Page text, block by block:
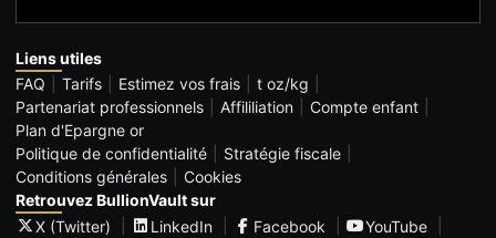
Liens utiles
FAQ
Tarifs Estimez vos frais
t oz/kg
Partenariat professionnels
Affililiation
Compte enfant
Plan d'Epargne or
Politique de confidentialité
Stratégie fiscale
Conditions générales
Cookies
Retrouvez BullionVault sur
X (Twitter)
LinkedIn Facebook
YouTube